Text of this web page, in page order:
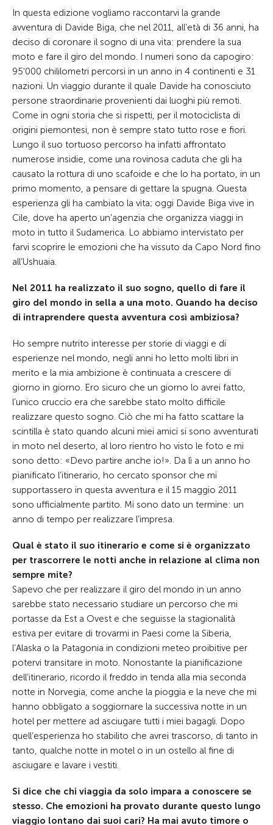
In questa edizione vogliamo raccontarvi la grande
avventura di Davide Biga, che nel 2011, all’età di 36 anni, ha
deciso di coronare il sogno di una vita: prendere la sua
moto e fare il giro del mondo. I numeri sono da capogiro:
95'000 chililometri percorsi in un anno in 4 continenti e 31
nazioni. Un viaggio durante il quale Davide ha conosciuto
persone straordinarie provenienti dai luoghi più remoti.
Come in ogni storia che si rispetti, per il motociclista di
origini piemontesi, non è sempre stato tutto rose e fiori.
Lungo il suo tortuoso percorso ha infatti affrontato
numerose insidie, come una rovinosa caduta che gli ha
causato la rottura di uno scafoide e che lo ha portato, in un
primo momento, a pensare di gettare la spugna. Questa
esperienza gli ha cambiato la vita; oggi Davide Biga vive in
Cile, dove ha aperto un’agenzia che organizza viaggi in
moto in tutto il Sudamerica. Lo abbiamo intervistato per
farvi scoprire le emozioni che ha vissuto da Capo Nord fino
all’Ushuaia.
Nel 2011 ha realizzato il suo sogno, quello di fare il
giro del mondo in sella a una moto. Quando ha deciso
di intraprendere questa avventura così ambiziosa?
Ho sempre nutrito interesse per storie di viaggi e di
esperienze nel mondo, negli anni ho letto molti libri in
merito e la mia ambizione è continuata a crescere di
giorno in giorno. Ero sicuro che un giorno lo avrei fatto,
l’unico cruccio era che sarebbe stato molto difficile
realizzare questo sogno. Ciò che mi ha fatto scattare la
scintilla è stato quando alcuni miei amici si sono avventurati
in moto nel deserto, al loro rientro ho visto le foto e mi
sono detto: «Devo partire anche io!». Da lì a un anno ho
pianificato l’itinerario, ho cercato sponsor che mi
supportassero in questa avventura e il 15 maggio 2011
sono ufficialmente partito. Mi sono dato un termine: un
anno di tempo per realizzare l’impresa.
Qual è stato il suo itinerario e come si è organizzato
per trascorrere le notti anche in relazione al clima non
sempre mite?
Sapevo che per realizzare il giro del mondo in un anno
sarebbe stato necessario studiare un percorso che mi
portasse da Est a Ovest e che seguisse la stagionalità
estiva per evitare di trovarmi in Paesi come la Siberia,
l’Alaska o la Patagonia in condizioni meteo proibitive per
potervi transitare in moto. Nonostante la pianificazione
dell’itinerario, ricordo il freddo in tenda alla mia seconda
notte in Norvegia, come anche la pioggia e la neve che mi
hanno obbligato a soggiornare la successiva notte in un
hotel per mettere ad asciugare tutti i miei bagagli. Dopo
quell’esperienza ho stabilito che avrei trascorso, di tanto in
tanto, qualche notte in motel o in un ostello al fine di
asciugare e lavare i vestiti.
Si dice che chi viaggia da solo impara a conoscere se
stesso. Che emozioni ha provato durante questo lungo
viaggio lontano dai suoi cari? Ha mai avuto timore o